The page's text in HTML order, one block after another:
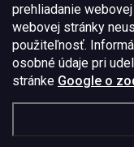
prehliadanie
webovej stránky
použiteľnosť.
osobné údaje pri
stránke Google o
©